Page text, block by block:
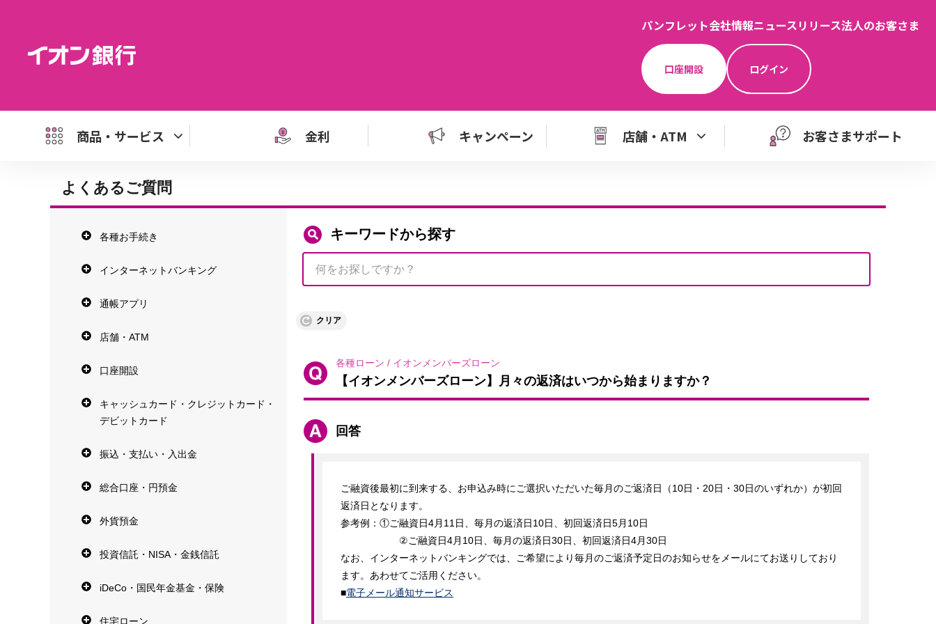
パンフレット会社情報ニュースリリース法人のお客さま
口座開設 ログイン
商品・サービス 金利 キャンペーン 店舗・ATM お客さまサポート
よくあるご質問
各種お手続き
インターネットバンキング
通帳アプリ
店舗・ATM
口座開設
キャッシュカード・クレジットカード・
デビットカード
振込・支払い・入出金
総合口座・円預金
外貨預金
投資信託・NISA・金銭信託
iDeCo・国民年金基金・保険
住宅ローン
キーワードから探す
クリア
各種ローン / イオンメンバーズローン
【イオンメンバーズローン】月々の返済はいつから始まりますか？
回答
ご融資後最初に到来する、お申込み時にご選択いただいた毎月のご返済日（10日・20日・30日のいずれか）が初回
返済日となります。
参考例：①ご融資日4月11日、毎月の返済日10日、初回返済日5月10日
②ご融資日4月10日、毎月の返済日30日、初回返済日4月30日
なお、インターネットバンキングでは、ご希望により毎月のご返済予定日のお知らせをメールにてお送りしており
ます。あわせてご活用ください。
■電子メール通知サービス